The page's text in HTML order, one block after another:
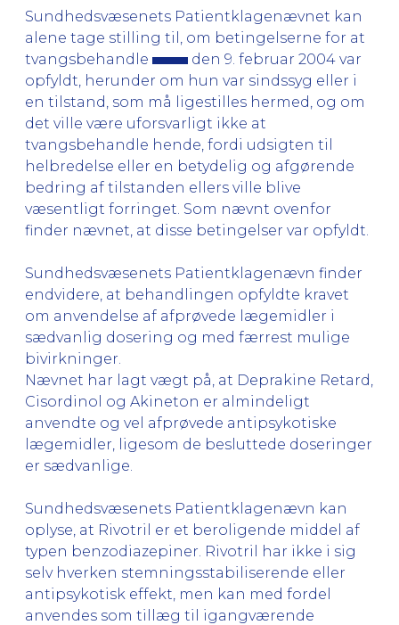
Sundhedsvæsenets Patientklagenævnet kan
alene tage stilling til, om betingelserne for at
tvangsbehandle
den 9. februar 2004 var
opfyldt, herunder om hun var sindssyg eller i
en tilstand, som må ligestilles hermed, og om
det ville være uforsvarligt ikke at
tvangsbehandle hende, fordi udsigten til
helbredelse eller en betydelig og afgørende
bedring af tilstanden ellers ville blive
væsentligt forringet. Som nævnt ovenfor
finder nævnet, at disse betingelser var opfyldt.
Sundhedsvæsenets Patientklagenævn finder
endvidere, at behandlingen opfyldte kravet
om anvendelse af afprøvede lægemidler i
sædvanlig dosering og med færrest mulige
bivirkninger.
Nævnet har lagt vægt på, at Deprakine Retard,
Cisordinol og Akineton er almindeligt
anvendte og vel afprøvede antipsykotiske
lægemidler, ligesom de besluttede doseringer
er sædvanlige.
Sundhedsvæsenets Patientklagenævn kan
oplyse, at Rivotril er et beroligende middel af
typen benzodiazepiner. Rivotril har ikke i sig
selv hverken stemningsstabiliserende eller
antipsykotisk effekt, men kan med fordel
anvendes som tillæg til igangværende